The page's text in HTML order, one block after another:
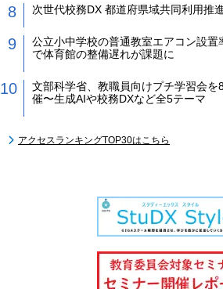
次世代校務DX 都道府県域共同利用推
公立小中学校の普通教室エアコン設
で体育館の整備遅れが課題に
文部科学省、教職員向けプチ学習会を
催〜生成AIや校務DXなど全5テーマ
アクセスランキングTOP30はこちら